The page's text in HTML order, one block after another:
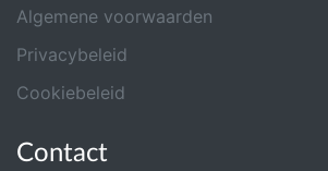
Algemene voorwaarden
Privacybeleid
Cookiebeleid
Contact